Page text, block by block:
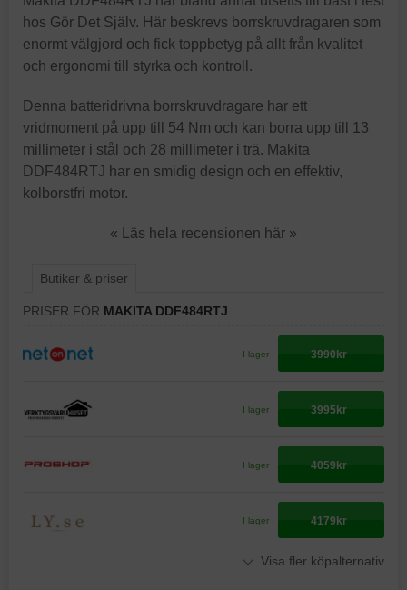
hos Gör Det Själv. Här beskrevs borrskruvdragaren som
enormt välgjord och fick toppbetyg på allt från kvalitet
och ergonomi till styrka och kontroll.
Denna batteridrivna borrskruvdragare har ett
vridmoment på upp till 54 Nm och kan borra upp till 13
millimeter i stål och 28 millimeter i trä. Makita
DDF484RTJ har en smidig design och en effektiv,
kolborstfri motor.
« Läs hela recensionen här »
Butiker & priser
PRISER FÖR MAKITA DDF484RTJ
I lager 3990kr
I lager 3995kr
I lager 4059kr
I lager 4179kr
Visa fler köpalternativ